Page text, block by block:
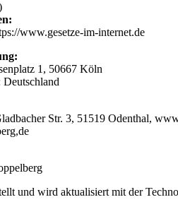
www.gesetze-im-internet.de
1, 50667 Köln
Str. 3, 51519 Odenthal,
und wird aktualisiert mit der